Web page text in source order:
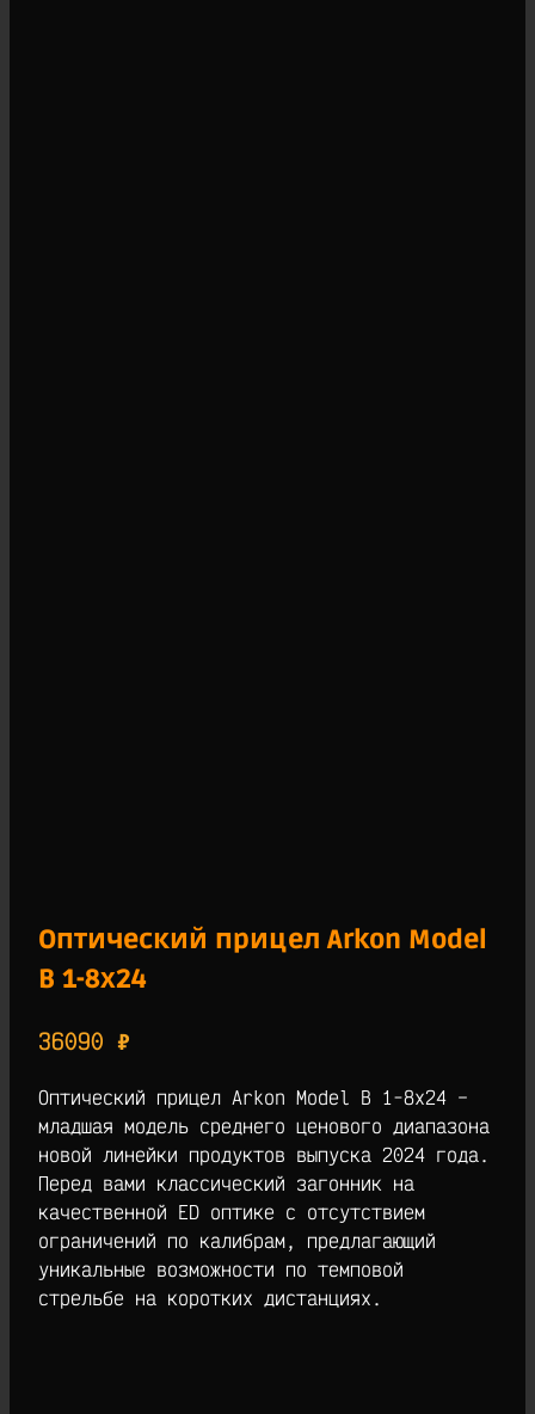
Оптический прицел Arkon Model
B 1-8х24
36090 ₽
Оптический прицел Arkon Model B 1-8х24 –
младшая модель среднего ценового диапазона
новой линейки продуктов выпуска 2024 года.
Перед вами классический загонник на
качественной ED оптике с отсутствием
ограничений по калибрам, предлагающий
уникальные возможности по темповой
стрельбе на коротких дистанциях.